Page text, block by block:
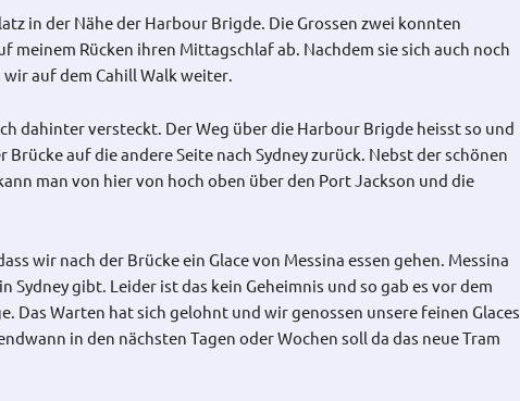
in der Nähe der Harbour Brigde. Die Grossen zwei konnten
meinem Rücken ihren Mittagschlaf ab. Nachdem sie sich auch noch
auf dem Cahill Walk weiter.
dahinter versteckt. Der Weg über die Harbour Brigde heisst so und
auf die andere Seite nach Sydney zurück. Nebst der schönen
man von hier von hoch oben über den Port Jackson und die
wir nach der Brücke ein Glace von Messina essen gehen. Messina
Sydney gibt. Leider ist das kein Geheimnis und so gab es vor dem
Das Warten hat sich gelohnt und wir genossen unsere feinen Glaces
in den nächsten Tagen oder Wochen soll da das neue Tram